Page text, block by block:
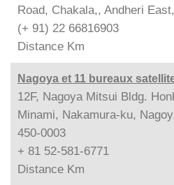
Road, Chakala,, Andheri
(+ 91) 22 66816903
Distance Km
Nagoya et 11 bureaux
12F, Nagoya Mitsui Bldg.
Minami, Nakamura-ku,
450-0003
+ 81 52-581-6771
Distance Km